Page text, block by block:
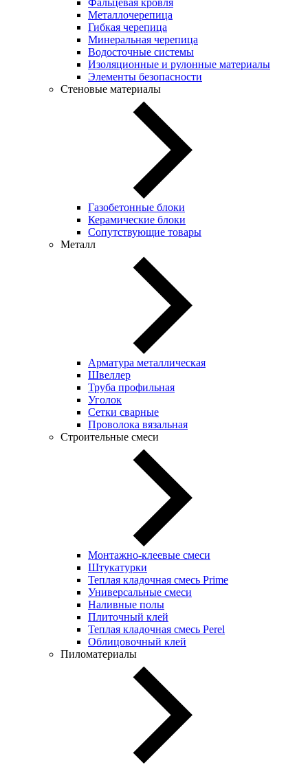
Металлочерепица
Гибкая черепица
Минеральная черепица
Водосточные системы
Изоляционные и рулонные материалы
Элементы безопасности
Стеновые материалы
Газобетонные блоки
Керамические блоки
Сопутствующие товары
Металл
Арматура металлическая
Швеллер
Труба профильная
Уголок
Сетки сварные
Проволока вязальная
Строительные смеси
Монтажно-клеевые смеси
Штукатурки
Теплая кладочная смесь Prime
Универсальные смеси
Наливные полы
Плиточный клей
Теплая кладочная смесь Perel
Облицовочный клей
Пиломатериалы